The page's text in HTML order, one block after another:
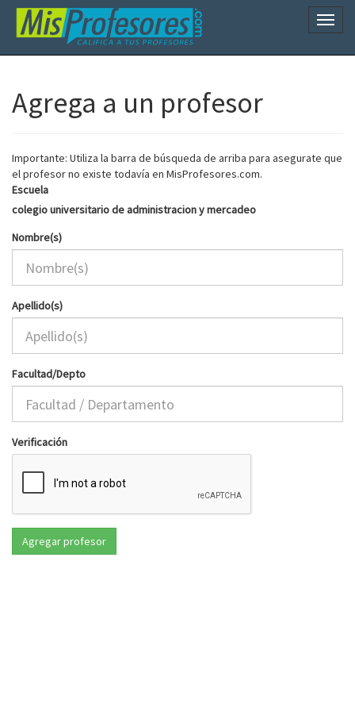
Agrega a un profesor
Importante: Utiliza la barra de búsqueda de arriba para asegurate que
el profesor no existe todavía en MisProfesores.com.
Escuela
colegio universitario de administracion y mercadeo
Nombre(s)
Apellido(s)
Facultad/Depto
Verificación